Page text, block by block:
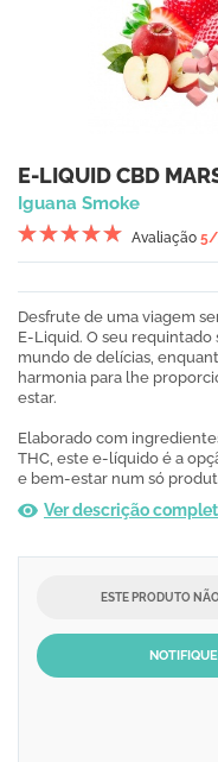
E-LIQUID CBD
Iguana Smoke
Avaliação 5/
Desfrute de uma viagem
E-Liquid. O seu requintado
mundo de delícias,
harmonia para lhe
estar.
Elaborado com
THC, este e-líquido é a
e bem-estar num só
Ver descrição
ESTE PRODUTO